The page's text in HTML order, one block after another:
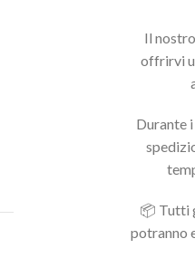
Il
offrirvi
Durante
📦 Tutti
potranno
Acquista il